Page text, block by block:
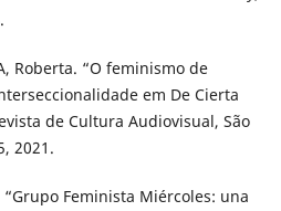
Roberta. “O feminismo de
em De Cierta
de Cultura Audiovisual, São
2021.
Feminista Miércoles: una